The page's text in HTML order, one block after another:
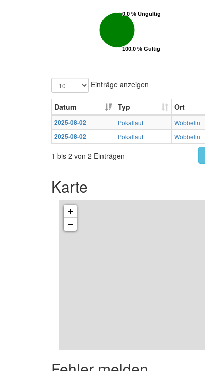
0.0 % Ungültig
0.0 % Ungültig
100.0 % Gültig
100.0 % Gültig
Einträge anzeigen
Datum Typ Ort
2025-08-02 Pokallauf Wöbbelin
2025-08-02
Pokallauf Wöbbelin
1 bis 2 von 2 Einträgen
Karte
+
−